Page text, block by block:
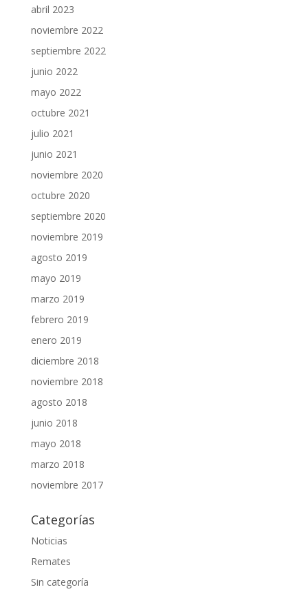
abril 2023
noviembre 2022
septiembre 2022
junio 2022
mayo 2022
octubre 2021
julio 2021
junio 2021
noviembre 2020
octubre 2020
septiembre 2020
noviembre 2019
agosto 2019
mayo 2019
marzo 2019
febrero 2019
enero 2019
diciembre 2018
noviembre 2018
agosto 2018
junio 2018
mayo 2018
marzo 2018
noviembre 2017
Categorías
Noticias
Remates
Sin categoría